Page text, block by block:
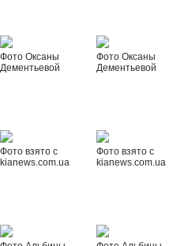
Фото Оксаны
Дементьевой
Фото Оксаны
Дементьевой
Фото взято с
kianews.com.ua
Фото взято с
kianews.com.ua